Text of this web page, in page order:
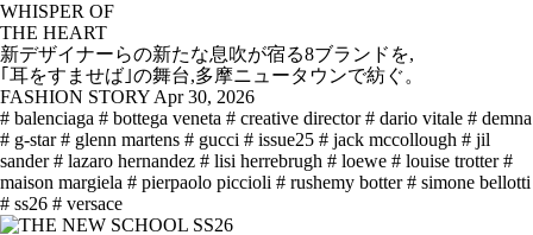
WHISPER OF
THE HEART
新デザイナーらの新たな息吹が宿る8ブランドを,
｢耳をすませば｣の舞台,多摩ニュータウンで紡ぐ。
FASHION STORY Apr 30, 2026
# balenciaga # bottega veneta # creative director # dario vitale # demna
# g-star # glenn martens # gucci # issue25 # jack mccollough # jil
sander # lazaro hernandez # lisi herrebrugh # loewe # louise trotter #
maison margiela # pierpaolo piccioli # rushemy botter # simone bellotti
# ss26 # versace